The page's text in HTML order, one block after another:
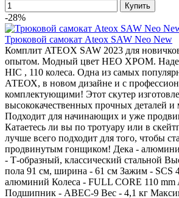
-28%
Трюковой самокат Ateox SAW Neo New
Комплит ATEOX SAW 2023 для
опытом. Модный цвет НЕО ХРОМ.
HIC , 110 колеса. Одна из самых
АТЕОХ, в новом дизайне и с
комплектующими! Этот скутер
высококачественных прочных деталей и
Подходит для начинающих и уже
Катаетесь ли вы по тротуару или в
лучше всего подходит для того, чтобы
продвинутым гонщиком! Дека -
- Т-образный, классический стальной
пола 91 см, ширина - 61 см Зажим - SCS
алюминий Колеса - FULL CORE 110 mm
Подшипник - ABEC-9 Вес - 4,1 кг